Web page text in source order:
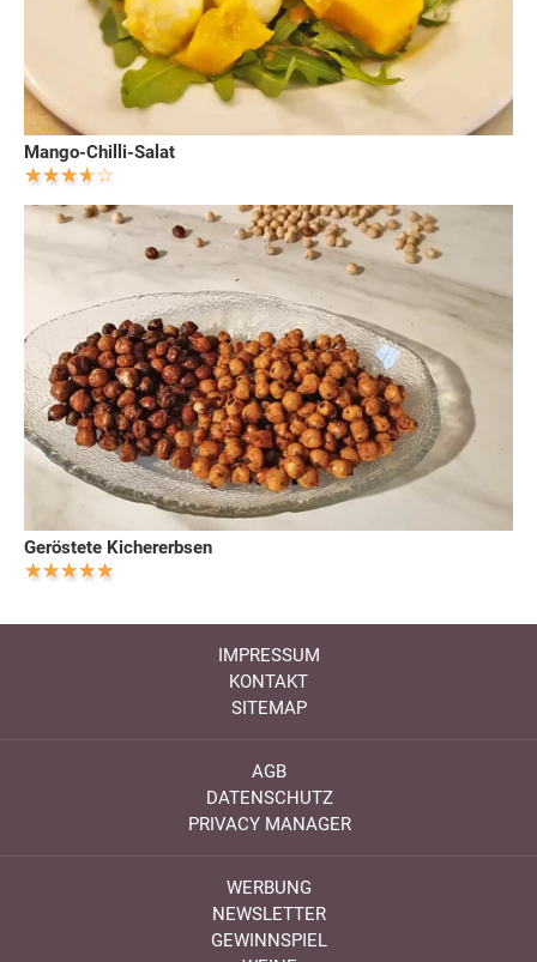
Mango-Chilli-Salat
Geröstete Kichererbsen
IMPRESSUM
KONTAKT
SITEMAP
AGB
DATENSCHUTZ
PRIVACY MANAGER
WERBUNG
NEWSLETTER
GEWINNSPIEL